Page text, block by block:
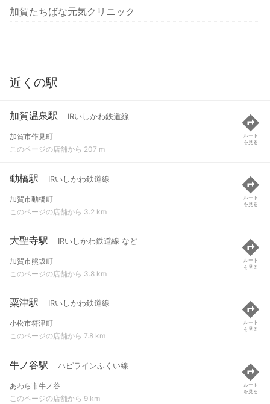
加賀たちばな元気クリニック
近くの駅
加賀温泉駅 IRいしかわ鉄道線
加賀市作見町
このページの店舗から 207 m
ルート
を見る
動橋駅 IRいしかわ鉄道線
加賀市動橋町
このページの店舗から 3.2 km
ルート
を見る
大聖寺駅 IRいしかわ鉄道線 など
加賀市熊坂町
このページの店舗から 3.8 km
ルート
を見る
粟津駅 IRいしかわ鉄道線
小松市符津町
このページの店舗から 7.8 km
ルート
を見る
牛ノ谷駅 ハピラインふくい線
あわら市牛ノ谷
このページの店舗から 9 km
ルート
を見る